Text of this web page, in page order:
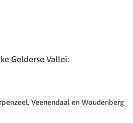
Gelderse Vallei:
Veenendaal en Woudenberg